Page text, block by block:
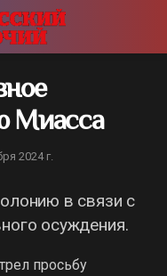
Миасса
2024 г.
в связи с
осуждения.
просьбу